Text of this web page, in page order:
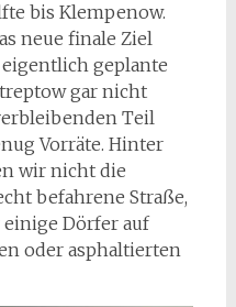
bis Klempenow.
neue finale Ziel
geplante
gar nicht
Teil
Vorräte. Hinter
wir nicht die
befahrene Straße,
Dörfer auf
oder asphaltierten